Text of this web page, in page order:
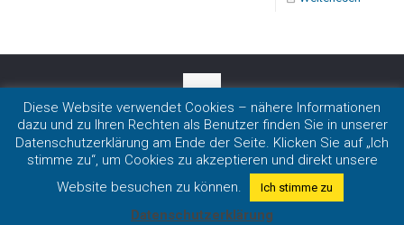
Impressum| Datenschutz
Copyright 2020 LmDR e.V. in Nordrhein-Westfalen
Diese Website verwendet Cookies – nähere Informationen
dazu und zu Ihren Rechten als Benutzer finden Sie in unserer
Datenschutzerklärung am Ende der Seite. Klicken Sie auf „Ich
stimme zu“, um Cookies zu akzeptieren und direkt unsere
Website besuchen zu können.
Ich stimme zu
Datenschutzerklärung